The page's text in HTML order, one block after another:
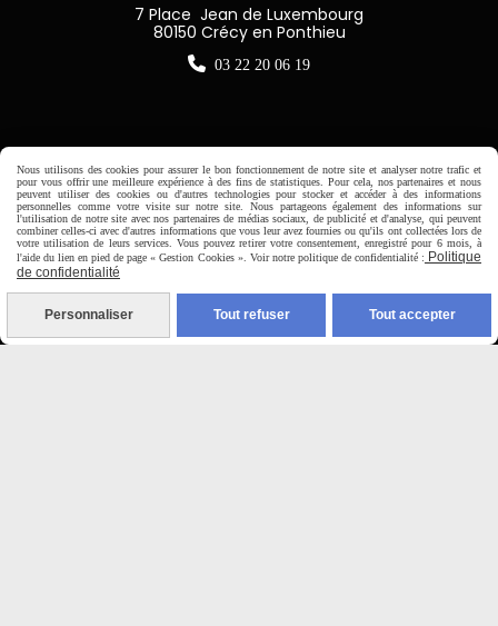
7 Place Jean de Luxembourg
80150 Crécy en Ponthieu
 03 22 20 06 19
Horaire d'ouverture:
Du Mardi au Samedi de
9H00 - 12H30 / 14H00-18H30

Paiement sécurisé
Nous utilisons des cookies pour assurer le bon fonctionnement de notre site et analyser notre trafic et
pour vous offrir une meilleure expérience à des fins de statistiques. Pour cela, nos partenaires et nous
peuvent utiliser des cookies ou d'autres technologies pour stocker et accéder à des informations
personnelles comme votre visite sur notre site. Nous partageons également des informations sur
l'utilisation de notre site avec nos partenaires de médias sociaux, de publicité et d'analyse, qui peuvent
combiner celles-ci avec d'autres informations que vous leur avez fournies ou qu'ils ont collectées lors de
votre utilisation de leurs services. Vous pouvez retirer votre consentement, enregistré pour 6 mois, à
l'aide du lien en pied de page « Gestion Cookies ». Voir notre politique de confidentialité : Politique
de confidentialité
Personnaliser Tout refuser Tout accepter